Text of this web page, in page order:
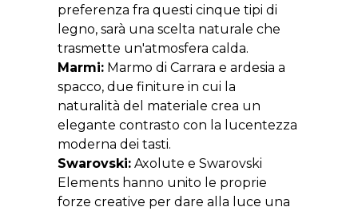
preferenza fra questi cinque tipi di
legno, sarà una scelta naturale che
trasmette un'atmosfera calda.
Marmi: Marmo di Carrara e ardesia a
spacco, due finiture in cui la
naturalità del materiale crea un
elegante contrasto con la lucentezza
moderna dei tasti.
Swarovski: Axolute e Swarovski
Elements hanno unito le proprie
forze creative per dare alla luce una